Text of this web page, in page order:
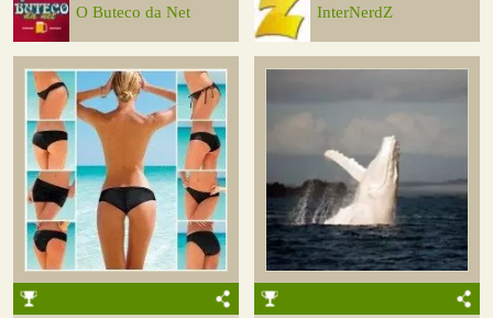
O Buteco da Net InterNerdZ